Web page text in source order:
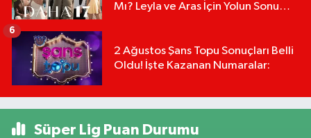
Mı? Leyla ve Aras İçin Yolun Sonu
2 Ağustos Şans Topu Sonuçları Belli
Oldu! İşte Kazanan Numaralar:
6
Süper Lig Puan Durumu